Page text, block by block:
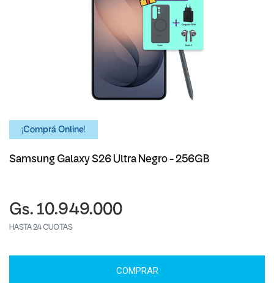
¡Comprá Online!
Samsung Galaxy S26 Ultra Negro - 256GB
Gs. 10.949.000
HASTA 24 CUOTAS
COMPRAR